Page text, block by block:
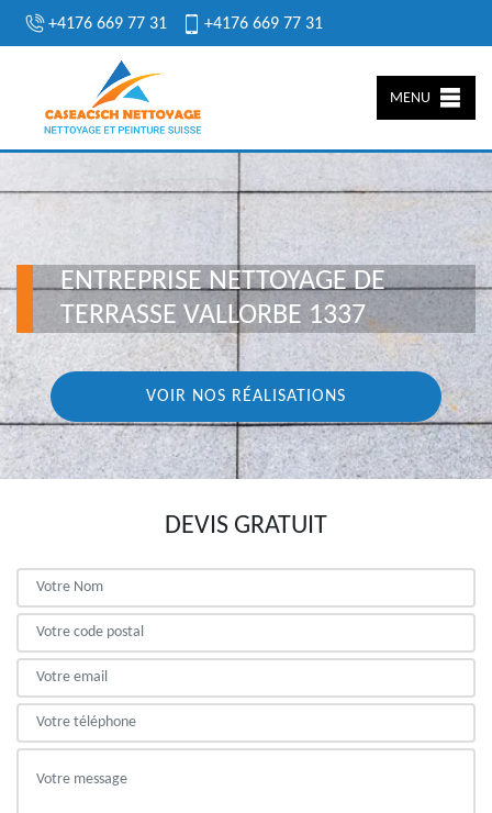
+4176 669 77 31 +4176 669 77 31
MENU
ENTREPRISE NETTOYAGE DE
TERRASSE VALLORBE 1337
VOIR NOS RÉALISATIONS
DEVIS GRATUIT